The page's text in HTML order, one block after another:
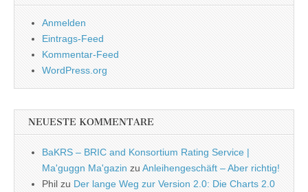
Anmelden
Eintrags-Feed
Kommentar-Feed
WordPress.org
NEUESTE KOMMENTARE
BaKRS – BRIC and Konsortium Rating Service |
Ma'guggn Ma'gazin zu Anleihengeschäft – Aber richtig!
Phil zu Der lange Weg zur Version 2.0: Die Charts 2.0